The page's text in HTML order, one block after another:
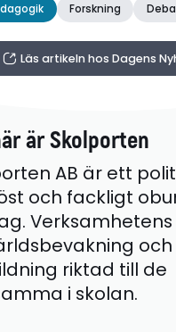
Forskning
Läs artikeln hos Dagens
är Skolporten
AB är ett
och fackligt
och
riktad till de
i skolan.